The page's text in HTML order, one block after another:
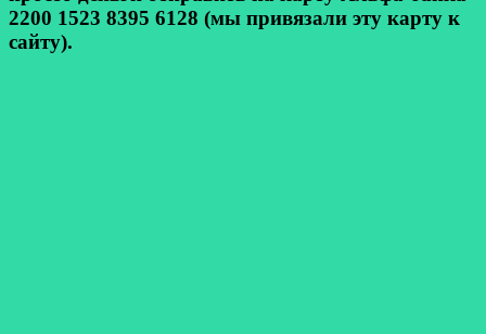
2200 1523 8395 6128 (мы привязали эту карту к
сайту).